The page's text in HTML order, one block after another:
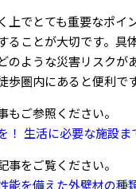
上でとても重要なポ
ることが大切です。
のような災害リスク
圏内にあると便利です
ご参照ください。
！ 生活に必要な施設ま
をご覧ください。
能を備えた外壁材の種